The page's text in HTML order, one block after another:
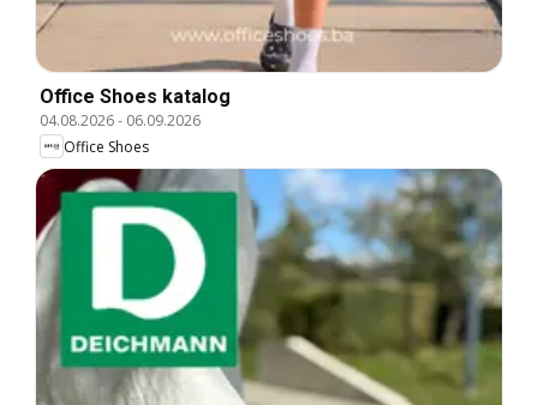
Office Shoes katalog
04.08.2026- 06.09.2026
Office Shoes